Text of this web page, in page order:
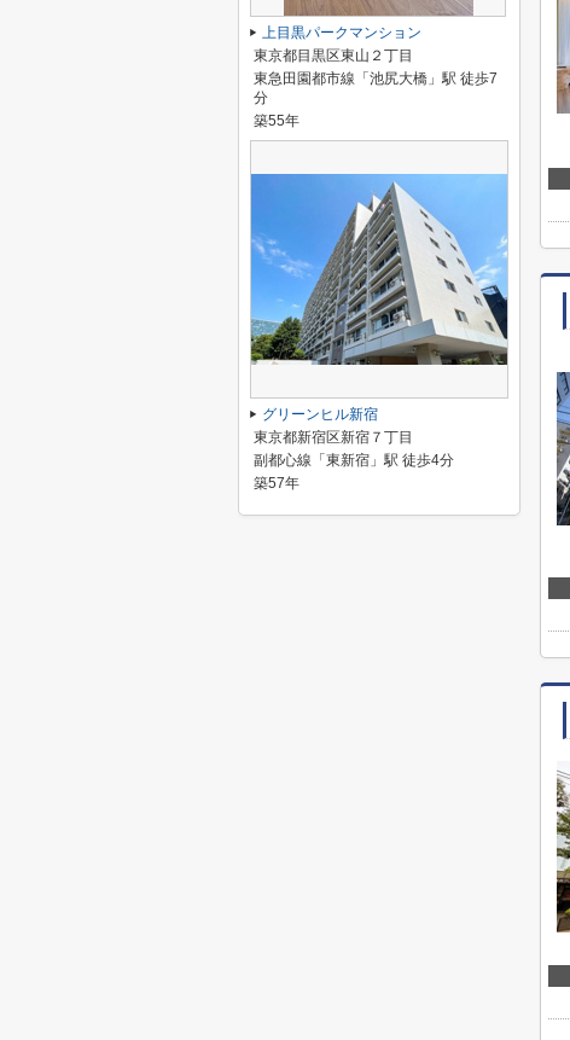
上目黒パークマンション
東京都目黒区東山２丁目
東急田園都市線「池尻大橋」駅 徒歩7
分
築55年
グリーンヒル新宿
東京都新宿区新宿７丁目
副都心線「東新宿」駅 徒歩4分
築57年